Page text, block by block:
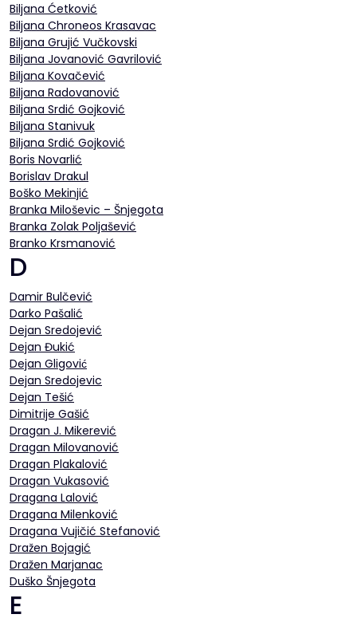
Biljana Ćetković
Biljana Chroneos Krasavac
Biljana Grujić Vučkovski
Biljana Jovanović Gavrilović
Biljana Kovačević
Biljana Radovanović
Biljana Srdić Gojković
Biljana Stanivuk
Bilјana Srdić Gojković
Boris Novarlić
Borislav Drakul
Boško Mekinjić
Branka Miloševic – Šnjegota
Branka Zolak Poljašević
Branko Krsmanović
D
Damir Bulčević
Darko Pašalić
Dejan Sredojević
Dejan Đukić
Dejan Gligović
Dejan Sredojevic
Dejan Tešić
Dimitrije Gašić
Dragan J. Mikerević
Dragan Milovanović
Dragan Plakalović
Dragan Vukasović
Dragana Lalović
Dragana Milenković
Dragana Vujičić Stefanović
Dražen Bojagić
Dražen Marjanac
Duško Šnjegota
E